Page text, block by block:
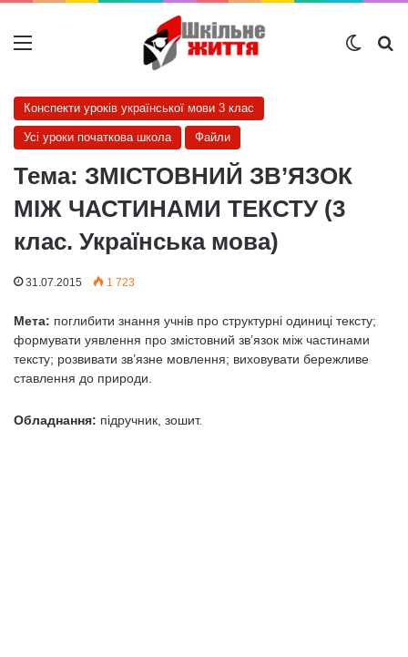
Меню
Конспекти уроків української мови 3 клас
Усі уроки початкова школа Файли
Тема: ЗМІСТОВНИЙ ЗВ’ЯЗОК
МІЖ ЧАСТИНАМИ ТЕКСТУ (3
клас. Українська мова)
31.07.2015 1 723
Мета: поглибити знання учнів про структурні одиниці тексту;
формувати уявлення про змістовний зв’язок між частинами
тексту; розвивати зв’язне мовлення; виховувати бережливе
ставлення до природи.
Обладнання: підручник, зошит.